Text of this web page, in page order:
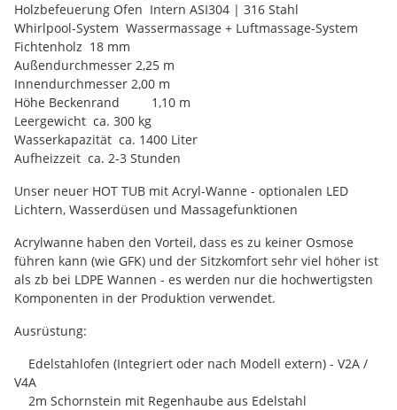
Holzbefeuerung Ofen Intern ASI304 | 316 Stahl
Whirlpool-System Wassermassage + Luftmassage-System
Fichtenholz 18 mm
Außendurchmesser 2,25 m
Innendurchmesser 2,00 m
Höhe Beckenrand 1,10 m
Leergewicht ca. 300 kg
Wasserkapazität ca. 1400 Liter
Aufheizzeit ca. 2-3 Stunden
Unser neuer HOT TUB mit Acryl-Wanne - optionalen LED
Lichtern, Wasserdüsen und Massagefunktionen
Acrylwanne haben den Vorteil, dass es zu keiner Osmose
führen kann (wie GFK) und der Sitzkomfort sehr viel höher ist
als zb bei LDPE Wannen - es werden nur die hochwertigsten
Komponenten in der Produktion verwendet.
Ausrüstung:
Edelstahlofen (Integriert oder nach Modell extern) - V2A /
V4A
2m Schornstein mit Regenhaube aus Edelstahl